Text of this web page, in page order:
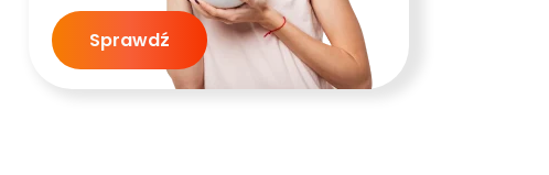
Sprawdź